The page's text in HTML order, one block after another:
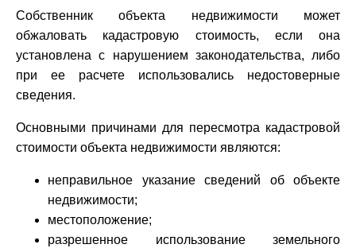
Собственник объекта недвижимости может
обжаловать кадастровую стоимость, если она
установлена с нарушением законодательства, либо
при ее расчете использовались недостоверные
сведения.
Основными причинами для пересмотра кадастровой
стоимости объекта недвижимости являются:
неправильное указание сведений об объекте
недвижимости;
местоположение;
разрешенное использование земельного